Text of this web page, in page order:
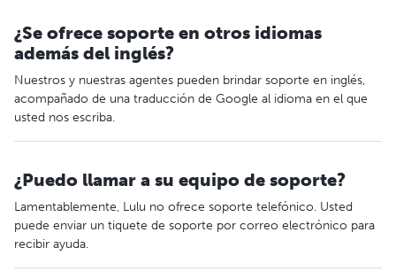
¿Se ofrece soporte en otros idiomas
además del inglés?
Nuestros y nuestras agentes pueden brindar soporte en inglés,
acompañado de una traducción de Google al idioma en el que
usted nos escriba.
¿Puedo llamar a su equipo de soporte?
Lamentablemente, Lulu no ofrece soporte telefónico. Usted
puede enviar un tiquete de soporte por correo electrónico para
recibir ayuda.